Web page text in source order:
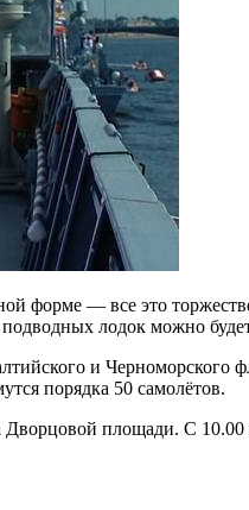
форме — все это
лодок можно
и
порядка 50 самолётов.
площади. С